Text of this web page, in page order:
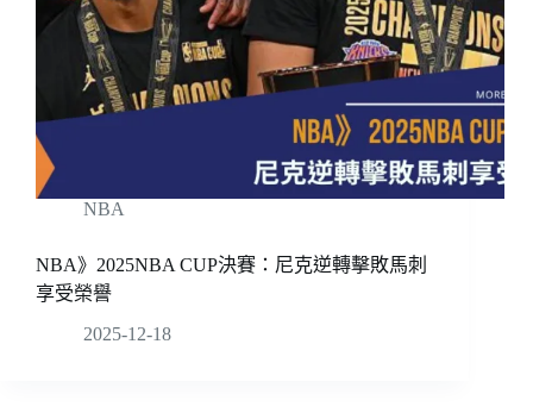
NBA
NBA》2025NBA CUP決賽：尼克逆轉擊敗馬刺
享受榮譽
2025-12-18